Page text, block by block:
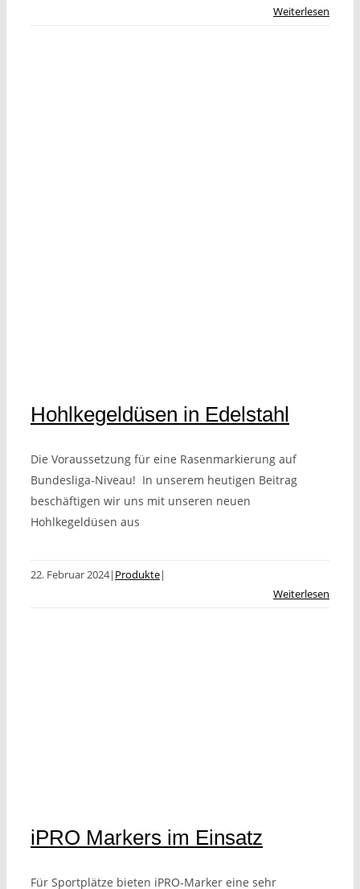
Weiterlesen
Hohlkegeldüsen in Edelstahl
Die Voraussetzung für eine Rasenmarkierung auf
Bundesliga-Niveau! In unserem heutigen Beitrag
beschäftigen wir uns mit unseren neuen
Hohlkegeldüsen aus
22. Februar 2024| Produkte|
Weiterlesen
iPRO Markers im Einsatz
Für Sportplätze bieten iPRO-Marker eine sehr